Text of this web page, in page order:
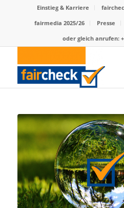
Einstieg & Karriere
fairmedia 2025/26
Presse
oder gleich anrufen: